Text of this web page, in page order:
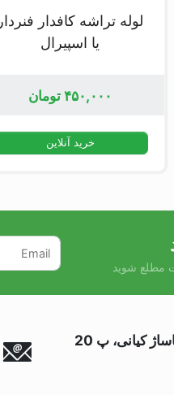
لوله تراشه کافدار فنردار
یا اسپیرال
۴۵۰,۰۰۰تومان
خرید آنلاین
مطلع شوید
کیانی، پ 20